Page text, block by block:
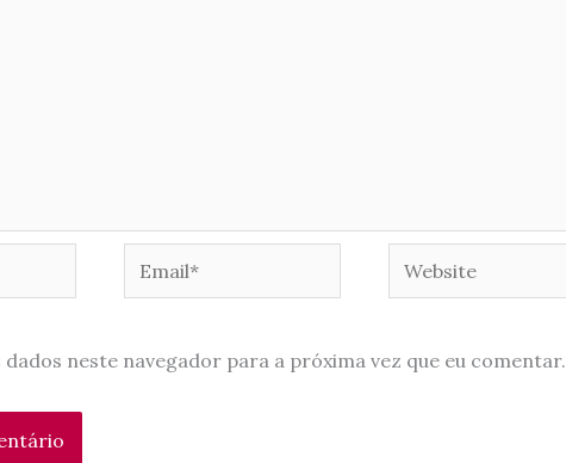
Website
dados neste navegador para a próxima vez que eu comentar.